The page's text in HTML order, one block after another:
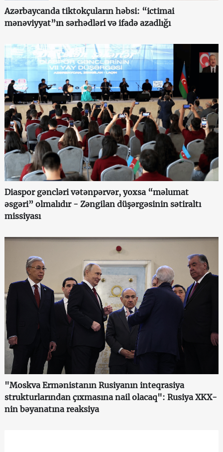
Azərbaycanda tiktokçuların həbsi: “ictimai
mənəviyyat”ın sərhədləri və ifadə azadlığı
Diaspor gəncləri vətənpərvər, yoxsa “məlumat
əsgəri” olmalıdır - Zəngilan düşərgəsinin sətiraltı
missiyası
"Moskva Ermənistanın Rusiyanın inteqrasiya
strukturlarından çıxmasına nail olacaq": Rusiya XKX-
nin bəyanatına reaksiya